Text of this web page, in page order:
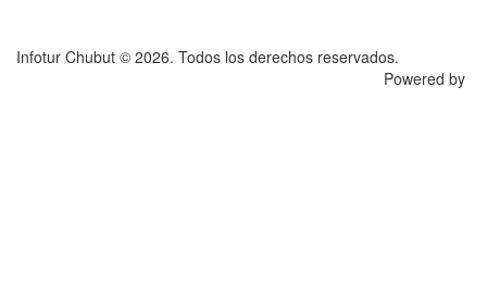
Infotur Chubut © 2026. Todos los derechos reservados.
Powered by